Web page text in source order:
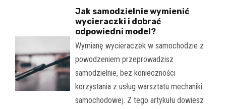
Jak samodzielnie wymienić
wycieraczki i dobrać
odpowiedni model?
Wymianę wycieraczek w samochodzie z
powodzeniem przeprowadzisz
samodzielnie, bez konieczności
korzystania z usług warsztatu mechaniki
samochodowej. Z tego artykułu dowiesz